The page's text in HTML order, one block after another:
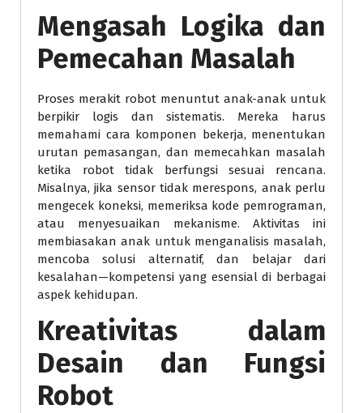
Mengasah Logika dan
Pemecahan Masalah
Proses merakit robot menuntut anak-anak untuk
berpikir logis dan sistematis. Mereka harus
memahami cara komponen bekerja, menentukan
urutan pemasangan, dan memecahkan masalah
ketika robot tidak berfungsi sesuai rencana.
Misalnya, jika sensor tidak merespons, anak perlu
mengecek koneksi, memeriksa kode pemrograman,
atau menyesuaikan mekanisme. Aktivitas ini
membiasakan anak untuk menganalisis masalah,
mencoba solusi alternatif, dan belajar dari
kesalahan—kompetensi yang esensial di berbagai
aspek kehidupan.
Kreativitas dalam
Desain dan Fungsi
Robot